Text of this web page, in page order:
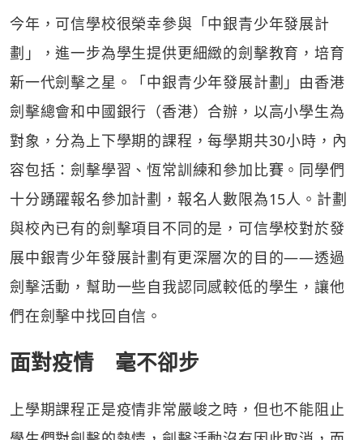
今年，可信學校很榮幸參與「中銀青少年發展計
劃」，進一步為學生提供更細緻的劍擊教育，培育
新一代劍擊之星。「中銀青少年發展計劃」由香港
劍擊總會和中國銀行（香港）合辦，以高小學生為
對象，分為上下學期的課程，每學期共30小時，內
容包括：劍擊學習、恆常訓練和參加比賽。同學們
十分踴躍報名參加計劃，報名人數限為15人。計劃
與校內已有的劍擊項目不同的是，可信學校對於發
展中銀青少年發展計劃有更深層次的目的——透過
劍擊活動，幫助一些自我認同感較低的學生，讓他
們在劍擊中找回自信。
面對疫情 毫不卻步
上學期課程正是疫情非常嚴峻之時，但也不能阻止